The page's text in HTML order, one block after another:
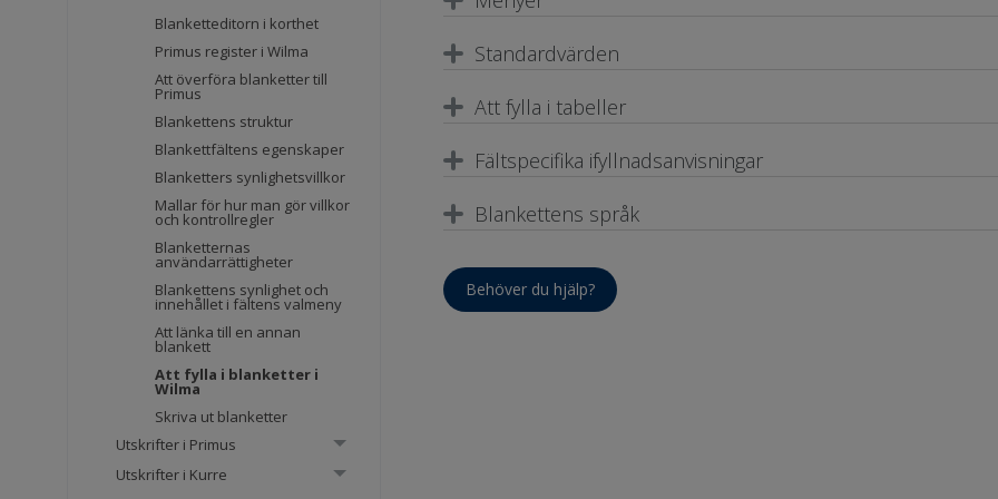
Blanketteditorn i korthet
Primus register i Wilma
Att överföra blanketter till
Primus
Blankettens struktur
Blankettfältens egenskaper
Blanketters synlighetsvillkor
Mallar för hur man gör villkor
och kontrollregler
Blanketternas
användarrättigheter
Blankettens synlighet och
innehållet i fältens valmeny
Att länka till en annan
blankett
Att fylla i blanketter i
Wilma
Skriva ut blanketter
Utskrifter i Primus
Utskrifter i Kurre
Standardvärden
Att fylla i tabeller
Fältspecifika ifyllnadsanvisningar
Blankettens språk
Behöver du hjälp?